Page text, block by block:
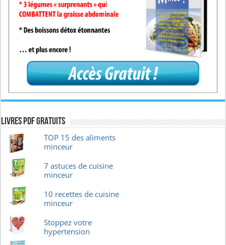
Livres pdf GRATUITS
TOP 15 des aliments
minceur
7 astuces de cuisine
minceur
10 recettes de cuisine
minceur
Stoppez votre
hypertension